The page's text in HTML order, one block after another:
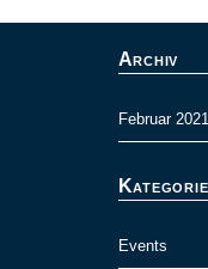
Archiv
Februar 2021
Events